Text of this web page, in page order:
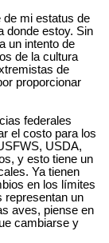
mi estatus de
donde estoy. Sin
un intento de
de la cultura
de
proporcionar
federales
el costo para los
USDA,
y esto tiene un
Ya tienen
en los límites
representan un
aves, piense en
cambiarse y